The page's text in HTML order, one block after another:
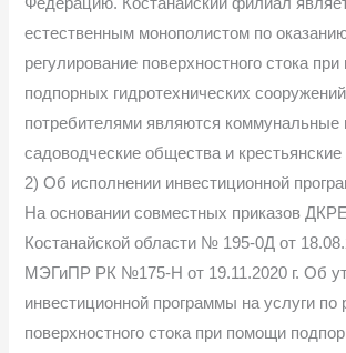
естественным монополистом по
регулирование поверхностного стока
подпорных гидротехнических
потребителями являются коммунальные
садоводческие общества и крестьянские
2) Об исполнении инвестиционной
На основании совместных приказов
Костанайской области № 195-0Д от
МЭГиПР РК №175-Н от 19.11.2020 г. Об
инвестиционной программы на услуги по
поверхностного стока при помощи